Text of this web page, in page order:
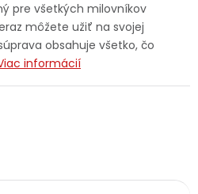
zákaznícky účet
pre všetkých milovníkov
môžete užiť na svojej
obsahuje všetko, čo
informácií